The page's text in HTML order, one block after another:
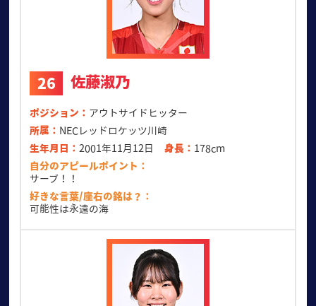
26 佐藤淑乃
ポジション
アウトサイドヒッター
所属
NECレッドロケッツ川崎
生年月日
2001年11月12日 身長
178cm
自分のアピールポイント
サーブ！！
好きな言葉/座右の銘は？
可能性は永遠の海